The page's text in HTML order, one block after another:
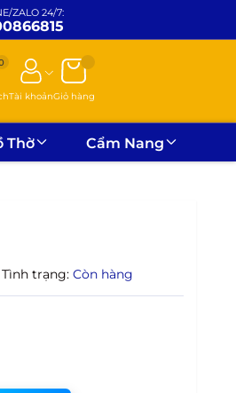
ZALO 24/7:
Tài khoảnGiỏ hàng
Thờ Cẩm Nang
Tình trạng: Còn hàng